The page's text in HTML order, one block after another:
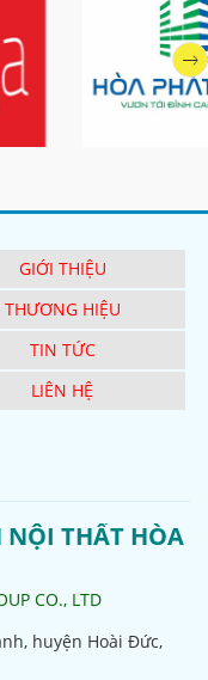
GIỚI THIỆU
THƯƠNG HIỆU
TIN TỨC
LIÊN HỆ
NỘI THẤT HÒA
CO., LTD
huyện Hoài Đức,